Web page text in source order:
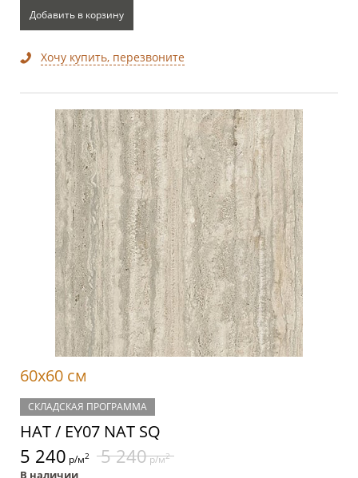
Добавить в корзину
Хочу купить, перезвоните
60x60 см
СКЛАДСКАЯ ПРОГРАММА
НАТ / EY07 NAT SQ
5 240 р/м2 5 240р/м2
В наличии